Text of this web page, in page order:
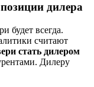
дилера
будет всегда.
считают
стать дилером
Дилеру